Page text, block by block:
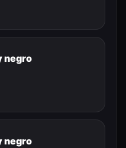
negro
negro